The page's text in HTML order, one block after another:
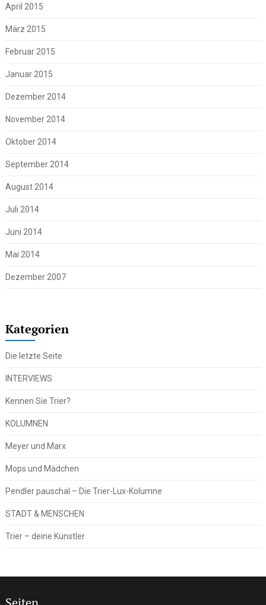
April 2015
März 2015
Februar 2015
Januar 2015
Dezember 2014
November 2014
Oktober 2014
September 2014
August 2014
Juli 2014
Juni 2014
Mai 2014
Dezember 2007
Kategorien
Die letzte Seite
INTERVIEWS
Kennen Sie Trier?
KOLUMNEN
Meyer und Marx
Mops und Mädchen
Pendler pauschal – Die Trier-Lux-Kolumne
STADT & MENSCHEN
Trier – deine Künstler